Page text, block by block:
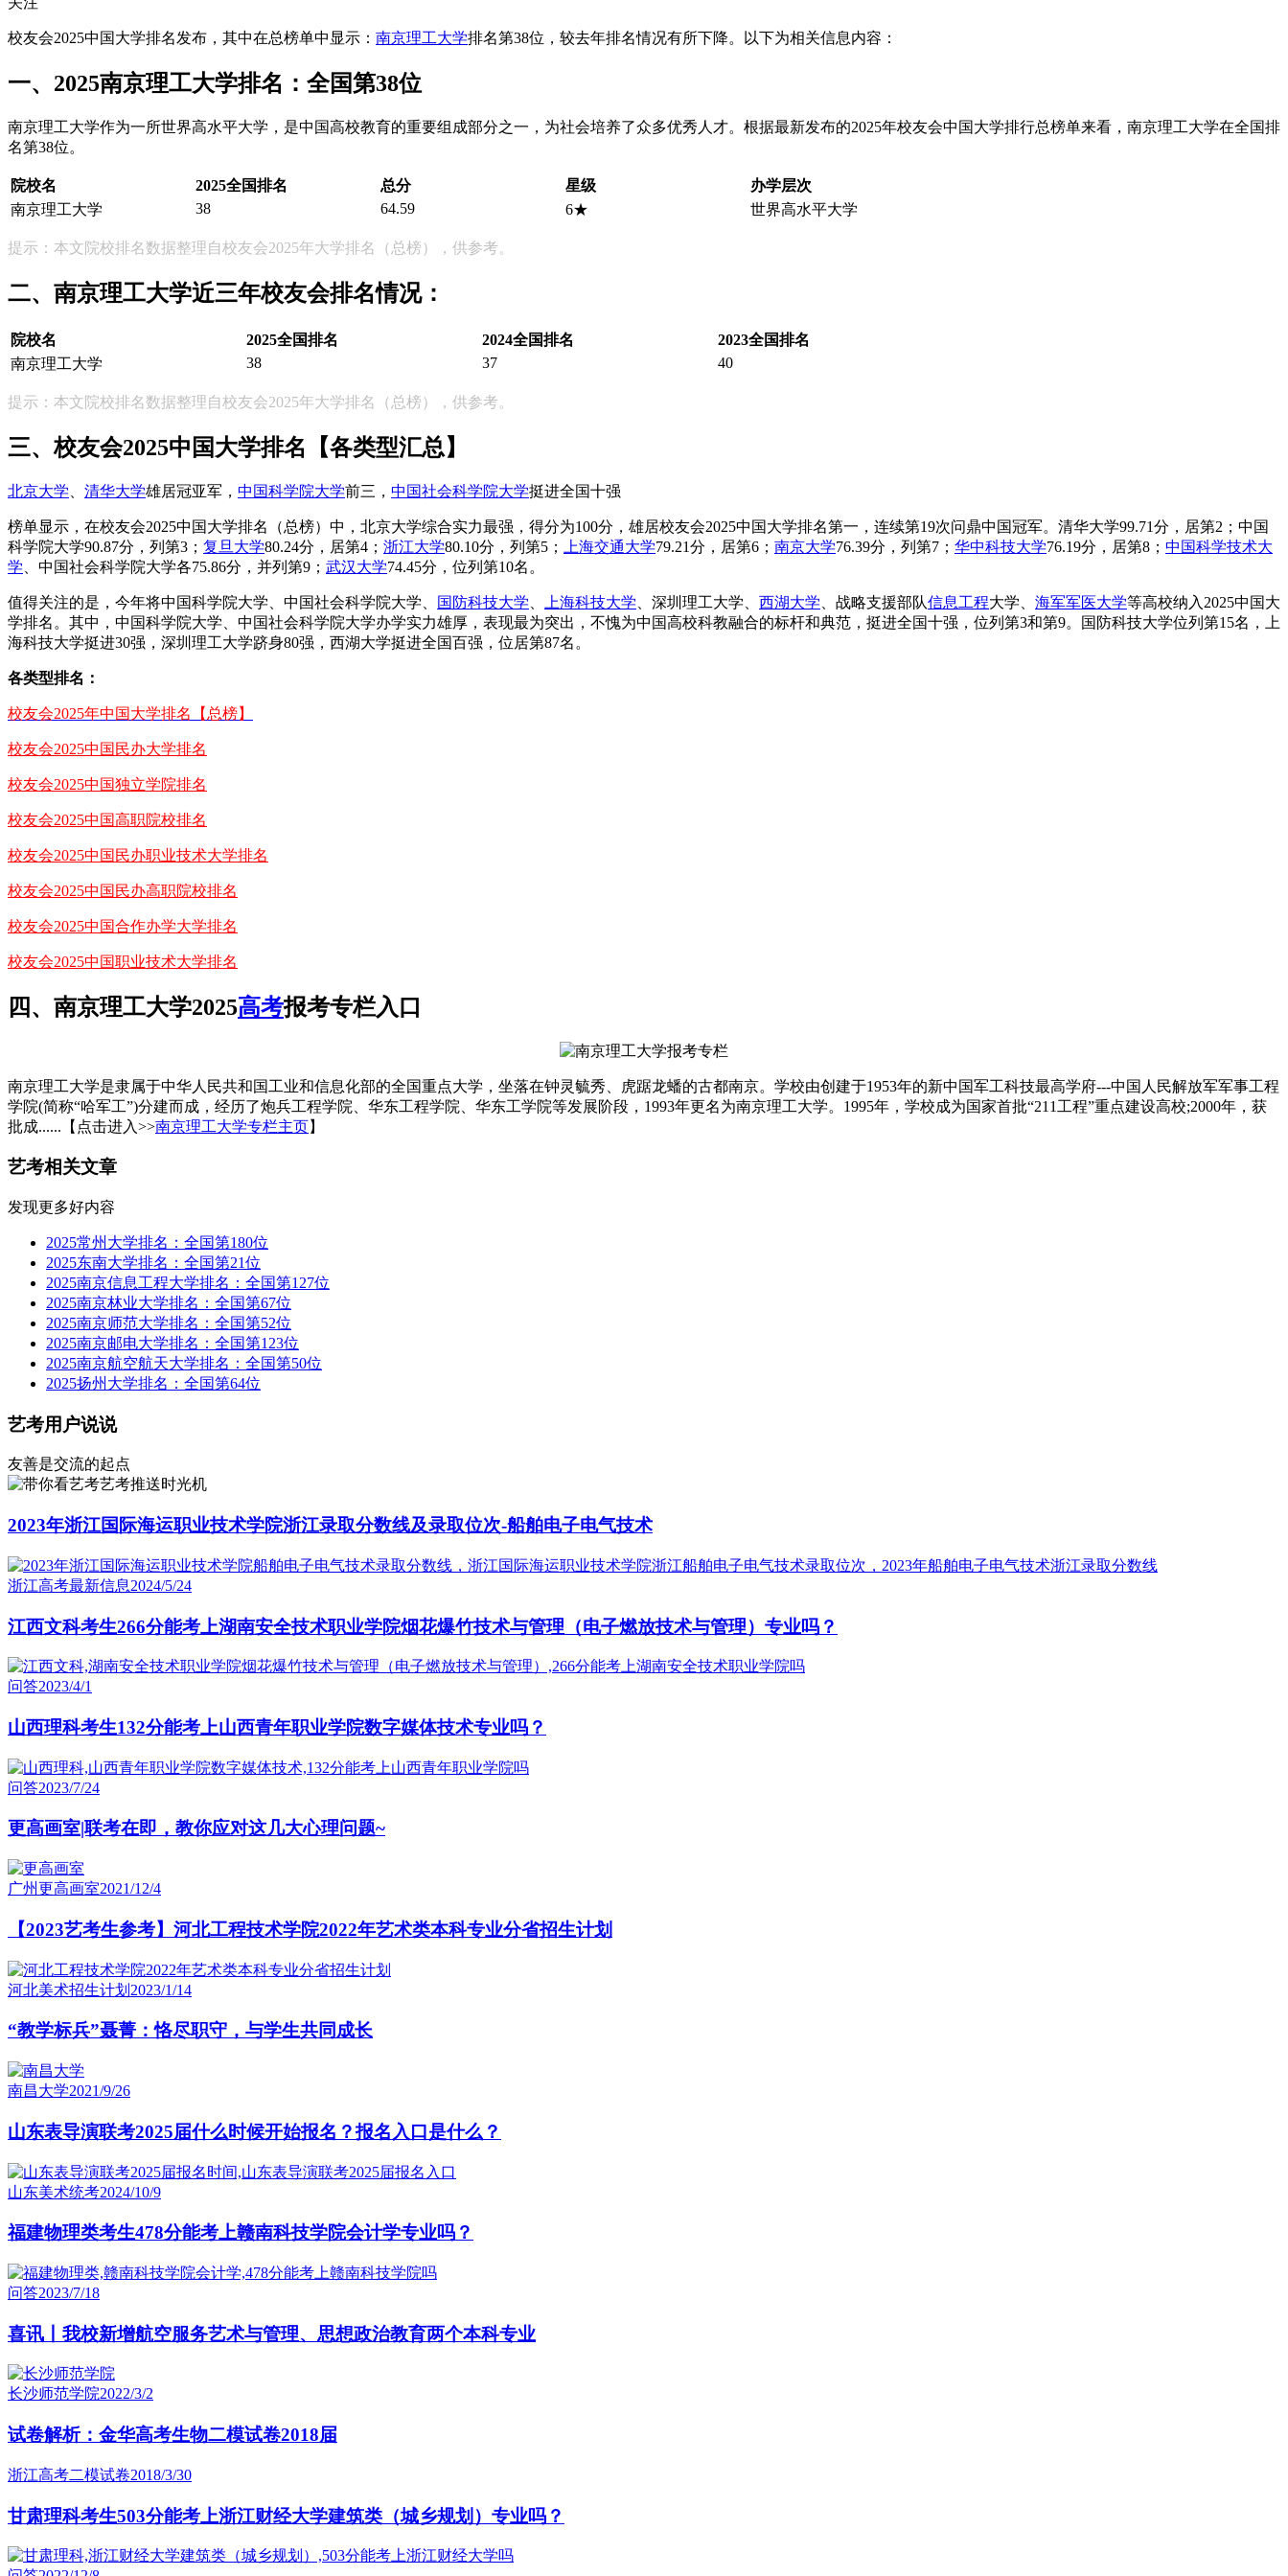
校友会2025中国大学排名发布，其中在总榜单中显示： 南京理工大学排名第38位，较去年排名情况有所下降。以下为相关信息内容：
一、2025南京理工大学排名：全国第38位
南京理工大学作为一所世界高水平大学，是中国高校教育的重要组成部分之一，为社会培养了众多优秀人才。根据最新发布的2025年校友会中国大学排行总榜单来看，南京理工大学在全国排
名第38位。
院校名 2025全国排名 总分 星级
办学层次
南京理工大学
38 64.59 6★ 世界高水平大学
提示：本文院校排名数据整理自校友会2025年大学排名（总榜），供参考。
二、南京理工大学近三年校友会排名情况：
院校名 2025全国排名 2024全国排名
2023全国排名
南京理工大学
38 37 40
提示：本文院校排名数据整理自校友会2025年大学排名（总榜），供参考。
三、校友会2025中国大学排名【各类型汇总】
北京大学 清华大学雄居冠亚军， 中国科学院大学前三， 中国社会科学院大学挺进全国十强
榜单显示，在校友会2025中国大学排名（总榜）中，北京大学综合实力最强，得分为100分，雄居校友会2025中国大学排名第一，连续第19次问鼎中国冠军。清华大学99.71分，居第2；中国
科学院大学90.87分，列第3； 复旦大学80.24分，居第4； 浙江大学80.10分，列第5； 上海交通大学79.21分，居第6； 南京大学76.39分，列第7； 华中科技大学76.19分，居第8； 中国科学技术大
学 、中国社会科学院大学各75.86分，并列第9； 武汉大学74.45分，位列第10名。
值得关注的是，今年将中国科学院大学、中国社会科学院大学、 国防科技大学 上海科技大学 、深圳理工大学、 西湖大学 、战略支援部队信息工程大学、 海军军医大学等高校纳入2025中国大
学排名。其中，中国科学院大学、中国社会科学院大学办学实力雄厚，表现最为突出，不愧为中国高校科教融合的标杆和典范，挺进全国十强，位列第3和第9。国防科技大学位列第15名，上
海科技大学挺进30强，深圳理工大学跻身80强，西湖大学挺进全国百强，位居第87名。
各类型排名：
校友会2025年中国大学排名【总榜】
校友会2025中国民办大学排名
校友会2025中国独立学院排名
校友会2025中国高职院校排名
校友会2025中国民办职业技术大学排名
校友会2025中国民办高职院校排名
校友会2025中国合作办学大学排名
校友会2025中国职业技术大学排名
四、南京理工大学2025高考报考专栏入口
南京理工大学是隶属于中华人民共和国工业和信息化部的全国重点大学，坐落在钟灵毓秀、虎踞龙蟠的古都南京。学校由创建于1953年的新中国军工科技最高学府---中国人民解放军军事工程
学院(简称“哈军工”)分建而成，经历了炮兵工程学院、华东工程学院、华东工学院等发展阶段，1993年更名为南京理工大学。1995年，学校成为国家首批“211工程”重点建设高校;2000年，获
批成......【点击进入>>南京理工大学专栏主页】
艺考相关文章
发现更多好内容
2025常州大学排名：全国第180位
2025东南大学排名：全国第21位
2025南京信息工程大学排名：全国第127位
2025南京林业大学排名：全国第67位
2025南京师范大学排名：全国第52位
2025南京邮电大学排名：全国第123位
2025南京航空航天大学排名：全国第50位
2025扬州大学排名：全国第64位
艺考用户说说
友善是交流的起点
艺考推送时光机
2023年浙江国际海运职业技术学院浙江录取分数线及录取位次-船舶电子电气技术
浙江高考最新信息2024/5/24
江西文科考生266分能考上湖南安全技术职业学院烟花爆竹技术与管理（电子燃放技术与管理）专业吗？
问答2023/4/1
山西理科考生132分能考上山西青年职业学院数字媒体技术专业吗？
问答2023/7/24
更高画室|联考在即，教你应对这几大心理问题~
广州更高画室2021/12/4
【2023艺考生参考】河北工程技术学院2022年艺术类本科专业分省招生计划
河北美术招生计划 2023/1/14
“教学标兵”聂菁：恪尽职守，与学生共同成长
南昌大学2021/9/26
山东表导演联考2025届什么时候开始报名？报名入口是什么？
山东美术统考2024/10/9
福建物理类考生478分能考上赣南科技学院会计学专业吗？
问答2023/7/18
喜讯丨我校新增航空服务艺术与管理、思想政治教育两个本科专业
长沙师范学院2022/3/2
试卷解析：金华高考生物二模试卷2018届
浙江高考二模试卷2018/3/30
甘肃理科考生503分能考上浙江财经大学建筑类（城乡规划）专业吗？